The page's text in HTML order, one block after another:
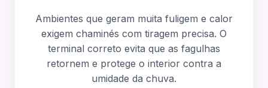
Ambientes que geram muita fuligem e calor
exigem chaminés com tiragem precisa. O
terminal correto evita que as fagulhas
retornem e protege o interior contra a
umidade da chuva.